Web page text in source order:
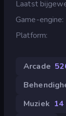
Laatst
Game-engine
Platform
Arcade
Muziek 14